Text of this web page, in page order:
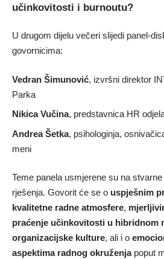
učinkovitosti i burnoutu?
U drugom dijelu večeri slijedi panel-
govornicima:
Vedran Šimunović, izvršni direktor
Parka
Nikica Vučina, predstavnica HR
Andrea Šetka, psihologinja,
meni
Teme panela usmjerene su na
rješenja. Govorit će se o uspješnim
kvalitetne radne atmosfere,
praćenje učinkovitosti u hibridnom
organizacijske kulture, ali i o
aspektima radnog okruženjapoput